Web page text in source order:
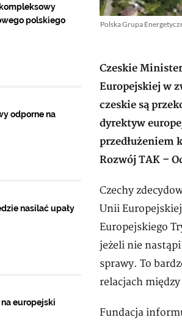
Polska Grupa
Czeskie
Europejskiej w
czeskie są
dyrektyw
przedłużeniem
Rozwój TAK –
Czechy
Unii
Europejskiego
jeżeli nie
sprawy. To
relacjach
Fundacja
polskiego
odporne na
nasilać upały
na europejski